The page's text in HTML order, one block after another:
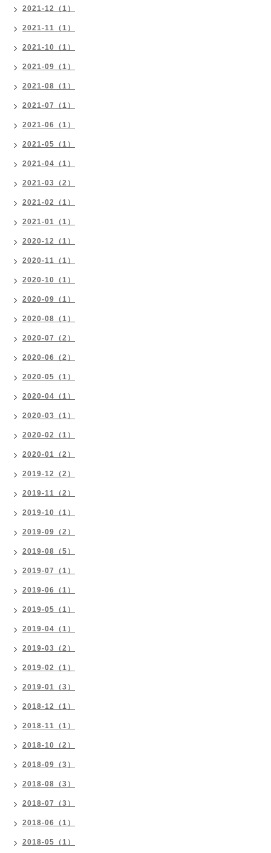
2021-12（1）
2021-11（1）
2021-10（1）
2021-09（1）
2021-08（1）
2021-07（1）
2021-06（1）
2021-05（1）
2021-04（1）
2021-03（2）
2021-02（1）
2021-01（1）
2020-12（1）
2020-11（1）
2020-10（1）
2020-09（1）
2020-08（1）
2020-07（2）
2020-06（2）
2020-05（1）
2020-04（1）
2020-03（1）
2020-02（1）
2020-01（2）
2019-12（2）
2019-11（2）
2019-10（1）
2019-09（2）
2019-08（5）
2019-07（1）
2019-06（1）
2019-05（1）
2019-04（1）
2019-03（2）
2019-02（1）
2019-01（3）
2018-12（1）
2018-11（1）
2018-10（2）
2018-09（3）
2018-08（3）
2018-07（3）
2018-06（1）
2018-05（1）